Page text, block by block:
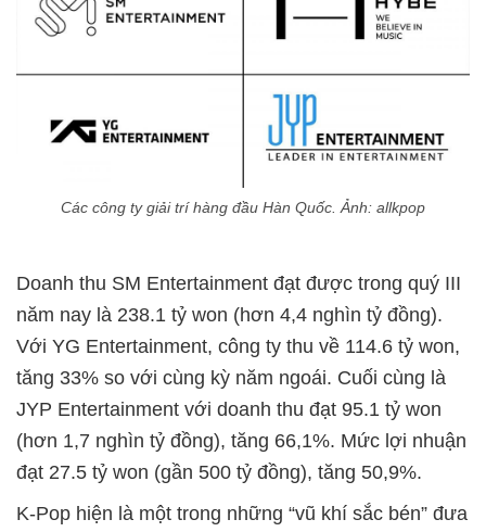
Các công ty giải trí hàng đầu Hàn Quốc. Ảnh: allkpop
Doanh thu SM Entertainment đạt được trong quý III
năm nay là 238.1 tỷ won (hơn 4,4 nghìn tỷ đồng).
Với YG Entertainment, công ty thu về 114.6 tỷ won,
tăng 33% so với cùng kỳ năm ngoái. Cuối cùng là
JYP Entertainment với doanh thu đạt 95.1 tỷ won
(hơn 1,7 nghìn tỷ đồng), tăng 66,1%. Mức lợi nhuận
đạt 27.5 tỷ won (gần 500 tỷ đồng), tăng 50,9%.
K-Pop hiện là một trong những “vũ khí sắc bén” đưa